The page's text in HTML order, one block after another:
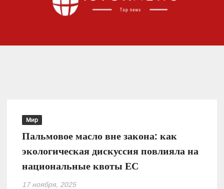
Мир
Пальмовое масло вне закона: как
экологическая дискуссия повлияла на
национальные квоты ЕС
17 ноября, 2025